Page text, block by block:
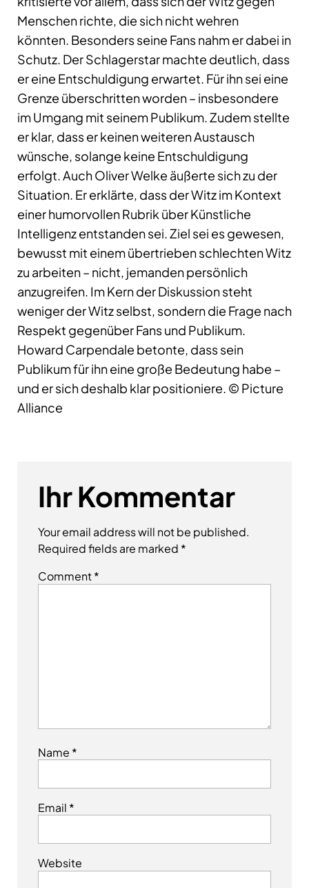
Menschen richte, die sich nicht wehren
könnten. Besonders seine Fans nahm er dabei in
Schutz. Der Schlagerstar machte deutlich, dass
er eine Entschuldigung erwartet. Für ihn sei eine
Grenze überschritten worden – insbesondere
im Umgang mit seinem Publikum. Zudem stellte
er klar, dass er keinen weiteren Austausch
wünsche, solange keine Entschuldigung
erfolgt. Auch Oliver Welke äußerte sich zu der
Situation. Er erklärte, dass der Witz im Kontext
einer humorvollen Rubrik über Künstliche
Intelligenz entstanden sei. Ziel sei es gewesen,
bewusst mit einem übertrieben schlechten Witz
zu arbeiten – nicht, jemanden persönlich
anzugreifen. Im Kern der Diskussion steht
weniger der Witz selbst, sondern die Frage nach
Respekt gegenüber Fans und Publikum.
Howard Carpendale betonte, dass sein
Publikum für ihn eine große Bedeutung habe –
und er sich deshalb klar positioniere. © Picture
Alliance
Ihr Kommentar
Your email address will not be published.
Required fields are marked *
Comment*
Name *
Email *
Website